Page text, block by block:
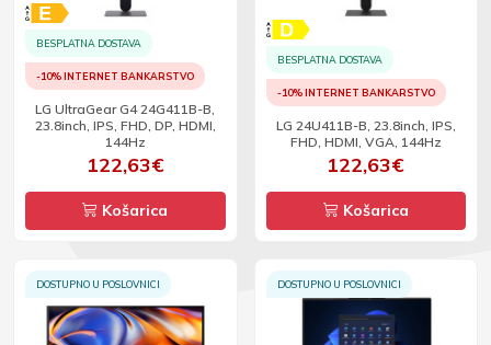
BESPLATNA DOSTAVA
-10% INTERNET BANKARSTVO
LG UltraGear G4 24G411B-B,
23.8inch, IPS, FHD, DP, HDMI,
144Hz
122,63€
Košarica
BESPLATNA DOSTAVA
-10% INTERNET BANKARSTVO
LG 24U411B-B, 23.8inch, IPS,
FHD, HDMI, VGA, 144Hz
122,63€
Košarica
DOSTUPNO U POSLOVNICI DOSTUPNO U POSLOVNICI